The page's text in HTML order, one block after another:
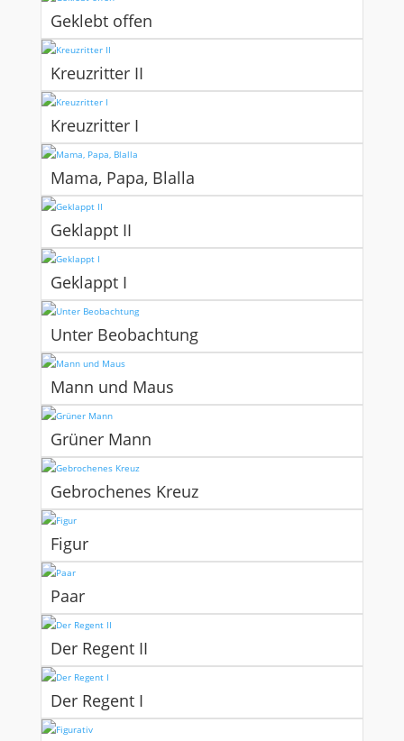
Geklebt offen
Kreuzritter II
Kreuzritter I
Mama, Papa, Blalla
Geklappt II
Geklappt I
Unter Beobachtung
Mann und Maus
Grüner Mann
Gebrochenes Kreuz
Figur
Paar
Der Regent II
Der Regent I